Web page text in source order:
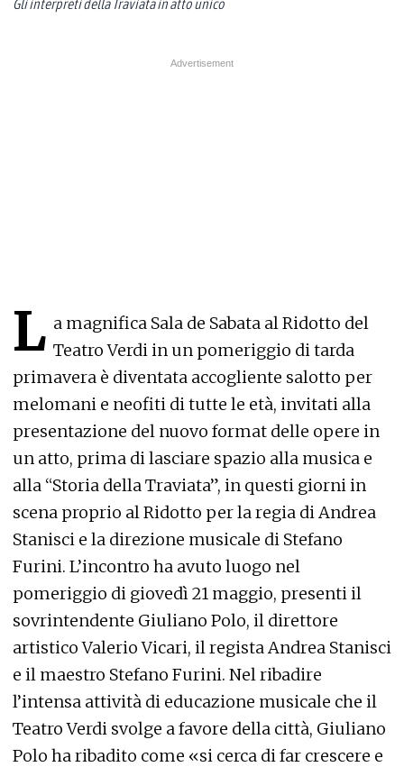
Gli interpreti della Traviata in atto unico
L a magnifica Sala de Sabata al Ridotto del
Teatro Verdi in un pomeriggio di tarda
primavera è diventata accogliente salotto per
melomani e neofiti di tutte le età, invitati alla
presentazione del nuovo format delle opere in
un atto, prima di lasciare spazio alla musica e
alla “Storia della Traviata”, in questi giorni in
scena proprio al Ridotto per la regia di Andrea
Stanisci e la direzione musicale di Stefano
Furini. L’incontro ha avuto luogo nel
pomeriggio di giovedì 21 maggio, presenti il
sovrintendente Giuliano Polo, il direttore
artistico Valerio Vicari, il regista Andrea Stanisci
e il maestro Stefano Furini. Nel ribadire
l’intensa attività di educazione musicale che il
Teatro Verdi svolge a favore della città, Giuliano
Polo ha ribadito come «si cerca di far crescere e